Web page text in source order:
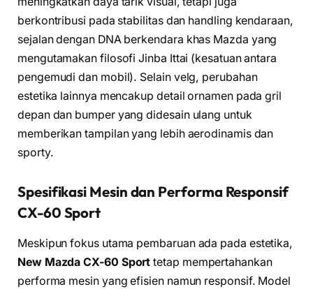
berkontribusi pada stabilitas dan handling kendaraan,
sejalan dengan DNA berkendara khas Mazda yang
mengutamakan filosofi Jinba Ittai (kesatuan antara
pengemudi dan mobil). Selain velg, perubahan
estetika lainnya mencakup detail ornamen pada gril
depan dan bumper yang didesain ulang untuk
memberikan tampilan yang lebih aerodinamis dan
sporty.
Spesifikasi Mesin dan Performa Responsif
CX-60 Sport
Meskipun fokus utama pembaruan ada pada estetika,
New Mazda CX-60 Sport tetap mempertahankan
performa mesin yang efisien namun responsif. Model